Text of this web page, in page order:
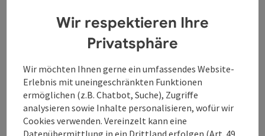
Öffnungszeiten
Ausstattung
Preise
Wir respektieren Ihre
Privatsphäre
Wir möchten Ihnen gerne ein umfassendes Website-
Erlebnis mit uneingeschränkten Funktionen
ermöglichen (z.B. Chatbot, Suche), Zugriffe
analysieren sowie Inhalte personalisieren, wofür wir
Cookies verwenden. Vereinzelt kann eine
Datenübermittlung in ein Drittland erfolgen (Art. 49